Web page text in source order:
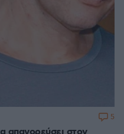
5